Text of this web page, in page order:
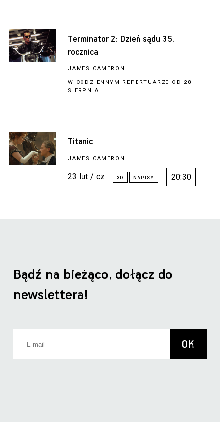
Terminator 2: Dzień sądu 35.
rocznica
JAMES CAMERON
W CODZIENNYM REPERTUARZE OD 28
SIERPNIA
Titanic
JAMES CAMERON
23 lut / cz 20:30
Bądź na bieżąco, dołącz do
newslettera!